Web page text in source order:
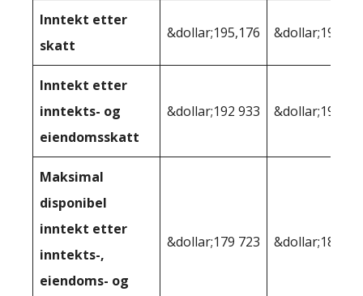
Inntekt etter
skatt
&dollar;195,176 &dollar;198
Inntekt etter
inntekts- og
eiendomsskatt
&dollar;192 933
Maksimal
disponibel
inntekt etter
inntekts-,
eiendoms- og
&dollar;179 723 &dollar;181